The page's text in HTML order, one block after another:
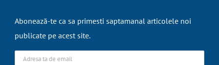
Abonează-te ca sa primesti saptamanal articolele noi
publicate pe acest site.